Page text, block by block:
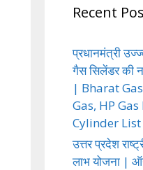
Recent
प्रधानमंत्री
गैस सिलेंडर की
| Bharat
Gas, HP Gas
Cylinder List
उत्तर प्रदेश
लाभ योजना |